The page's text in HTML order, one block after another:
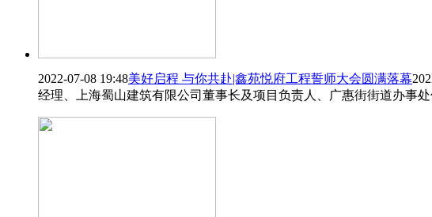
2022-07-08 19:48美好启程 与你共赴|鑫苑悦府工程誓师大会圆满落幕
经理、上海蜀山建筑有限公司董事长及项目负责人、广惠街街道办事